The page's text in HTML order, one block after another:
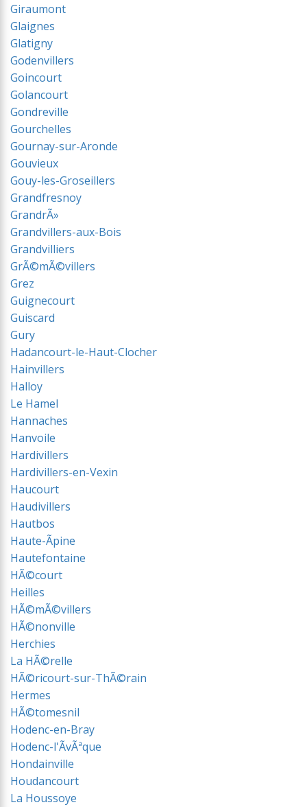
Giraumont
Glaignes
Glatigny
Godenvillers
Goincourt
Golancourt
Gondreville
Gourchelles
Gournay-sur-Aronde
Gouvieux
Gouy-les-Groseillers
Grandfresnoy
GrandrÃ»
Grandvillers-aux-Bois
Grandvilliers
GrÃ©mÃ©villers
Grez
Guignecourt
Guiscard
Gury
Hadancourt-le-Haut-Clocher
Hainvillers
Halloy
Le Hamel
Hannaches
Hanvoile
Hardivillers
Hardivillers-en-Vexin
Haucourt
Haudivillers
Hautbos
Haute-Ãpine
Hautefontaine
HÃ©court
Heilles
HÃ©mÃ©villers
HÃ©nonville
Herchies
La HÃ©relle
HÃ©ricourt-sur-ThÃ©rain
Hermes
HÃ©tomesnil
Hodenc-en-Bray
Hodenc-l'ÃvÃªque
Hondainville
Houdancourt
La Houssoye